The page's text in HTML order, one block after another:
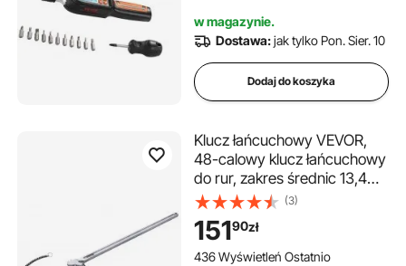
w magazynie.
Dostawa:jak tylko Pon. Sier. 10
Dodaj do koszyka
Klucz łańcuchowy VEVOR,
48-calowy klucz łańcuchowy
do rur, zakres średnic 13,4
cala, odwracalny klucz do
złączek rurowych CRV z
wytrzymałą szczęką i
ergonomicznym uchwytem, ​​
(3)
15190zł
436 Wyświetleń Ostatnio